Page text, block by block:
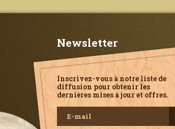
Newsletter
Inscrivez-vous à notre liste de
diffusion pour obtenir les
dernières mises à jour et offres.